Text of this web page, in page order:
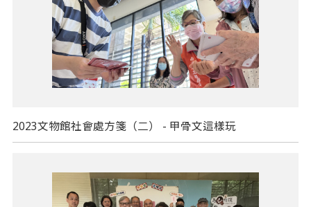
2023文物館社會處方箋（二） - 甲骨文這樣玩